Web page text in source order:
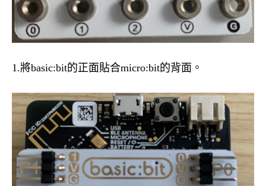
1.將basic:bit的正面貼合micro:bit的背面。